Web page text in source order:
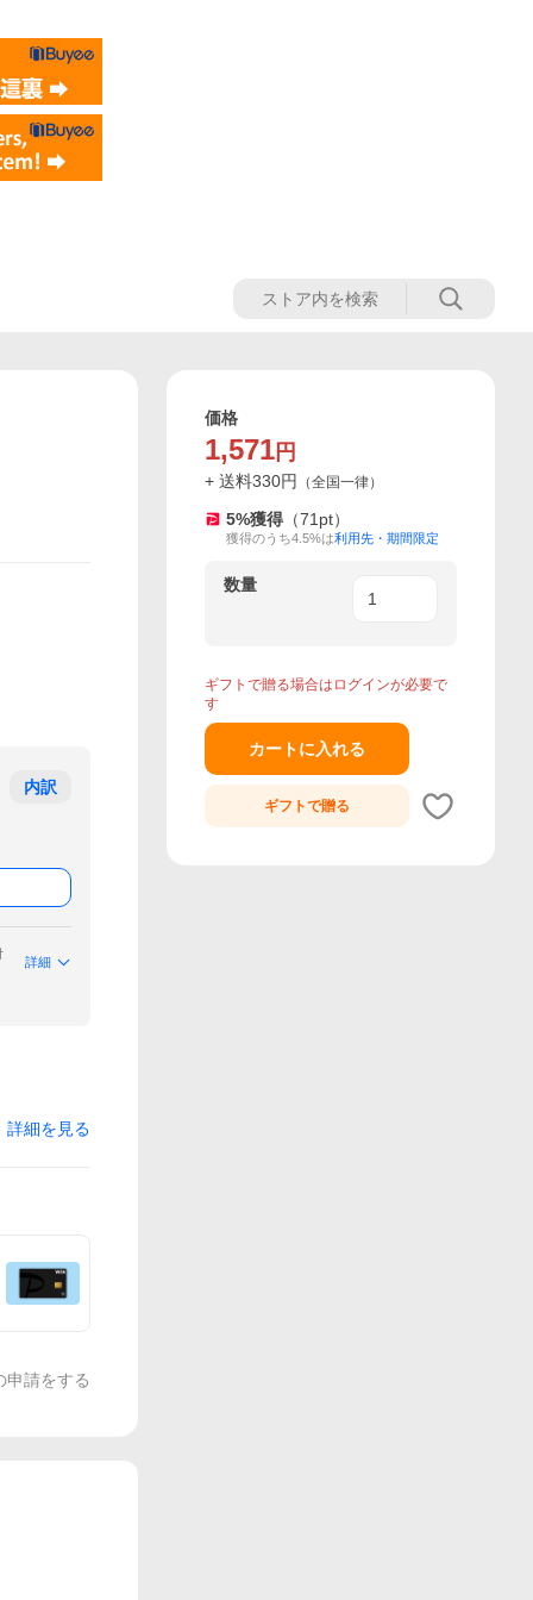
内訳
詳細
詳細を見る
申請をする
価格
1,571 円
+ 送料330円 （全国一律）
5%獲得 （71 pt）
獲得のうち4.5%は利用先・期間限定
数量
ギフトで贈る場合はログインが必要で
す
カートに入れる
ギフトで贈る